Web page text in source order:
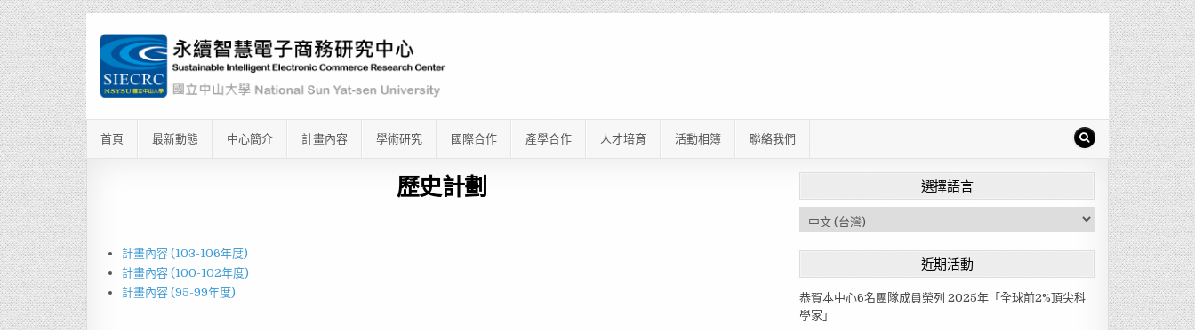
首頁 最新動態 中心簡介 計畫內容 學術研究 國際合作 產學合作 人才培育 活動相簿 聯絡我們
歷史計劃
計畫內容 (103-106年度)
計畫內容 (100-102年度)
計畫內容 (95-99年度)
選擇語言
h
o
e
a
近期活動
恭賀本中心6名團隊成員榮列 2025年「全球前2%頂尖科
學家」